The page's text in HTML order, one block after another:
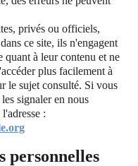
privés ou officiels,
ce site, ils n'engagent
quant à leur contenu et ne
plus facilement à
le sujet consulté. Si vous
signaler en nous
:
personnelles